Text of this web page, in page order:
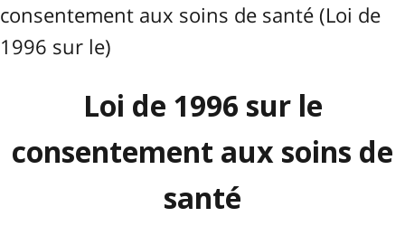
consentement aux soins de santé (Loi de
1996 sur le)
Loi de 1996 sur le
consentement aux soins de
santé